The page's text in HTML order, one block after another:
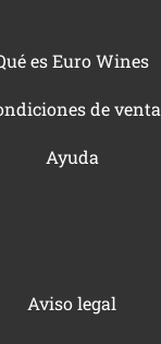
es Euro Wines
de venta
Ayuda
Aviso legal